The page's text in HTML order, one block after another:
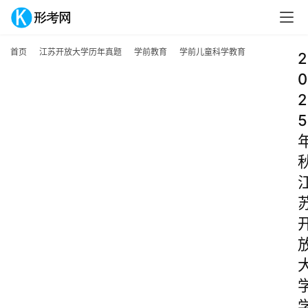
首页 江苏开放大学历年真题 学前教育 学前儿童科学教育
2
0
2
5